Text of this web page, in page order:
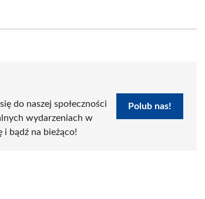
do naszej społeczności
wydarzeniach w
i bądź na bieżąco!
Polub nas!